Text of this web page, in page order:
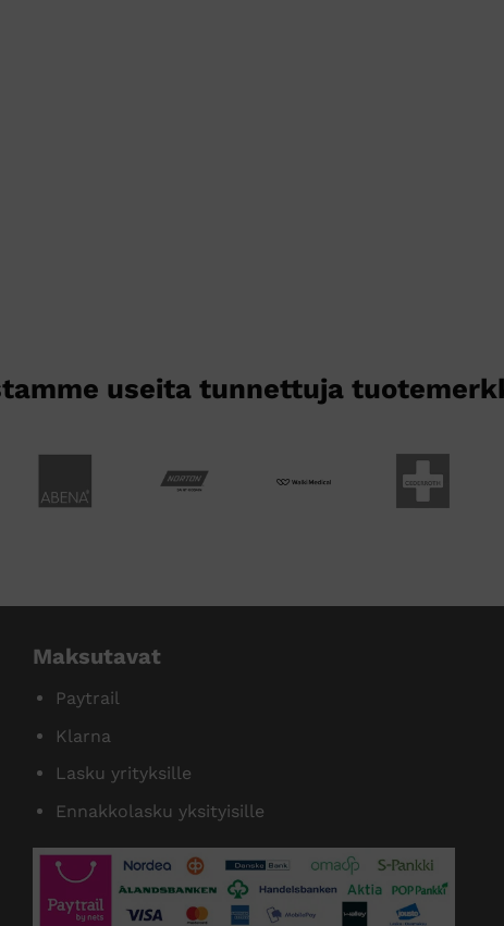
useita tunnettuja
Maksutavat
Paytrail
Klarna
Lasku yrityksille
Ennakkolasku yksityisille